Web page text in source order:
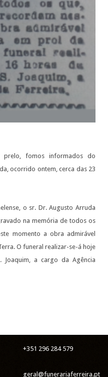
fomos informados do
ocorrido ontem, cerca das 23
o sr. Dr. Augusto Arruda
na memória de todos os
momento a obra admirável
O funeral realizar-se-á hoje
a cargo da Agência
+351 296 284 579
geral@funerariaferreira.pt